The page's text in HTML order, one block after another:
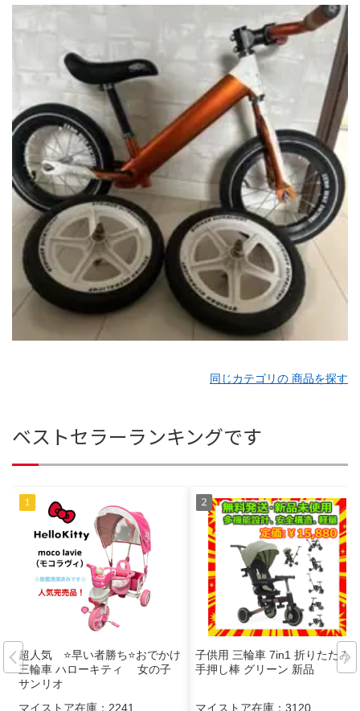
同じカテゴリの 商品を探す
ベストセラーランキングです
超人気 ⭐️早い者勝ち⭐️おでかけ
三輪車 ハローキティ 女の子
サンリオ
マイストア在庫： 2241
子供用 三輪車 7in1 折りたたみ
手押し棒 グリーン 新品
マイストア在庫： 3120